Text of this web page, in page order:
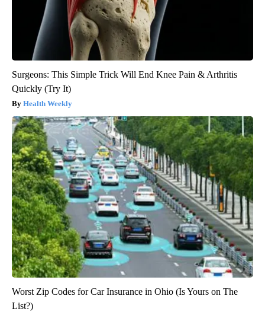
Surgeons: This Simple Trick Will End Knee Pain & Arthritis
Quickly (Try It)
Health Weekly
Worst Zip Codes for Car Insurance in Ohio (Is Yours on The
List?)